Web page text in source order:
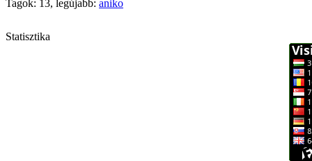
Tagok: 13, legújabb: aniko
Statisztika